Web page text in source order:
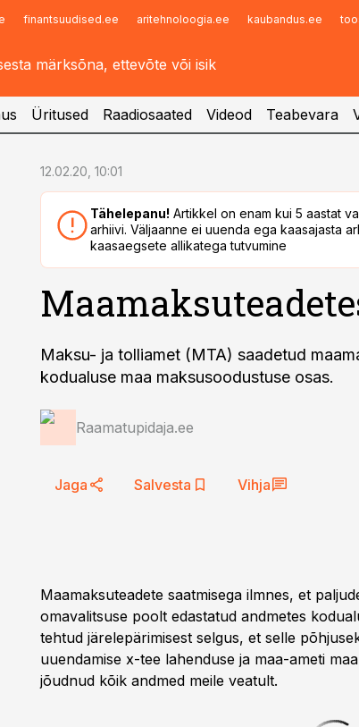
finantsuudised.ee aritehnoloogia.ee kaubandus.ee
Infopank
Üritused Raadiosaated Videod Teabevara
12.02.20, 10:01
Tähelepanu! Artikkel on enam kui 5 aastat
arhiivi. Väljaanne ei uuenda ega kaasajasta
kaasaegsete allikatega tutvumine
Maksu- ja tolliamet (MTA) saadetud
kodualuse maa maksusoodustuse osas.
Raamatupidaja.ee
Jaga Salvesta Vihja
Maamaksuteadete saatmisega ilmnes, et
omavalitsuse poolt edastatud andmetes
tehtud järelepärimisest selgus, et selle
uuendamise x-tee lahenduse ja maa-ameti
jõudnud kõik andmed meile veatult.